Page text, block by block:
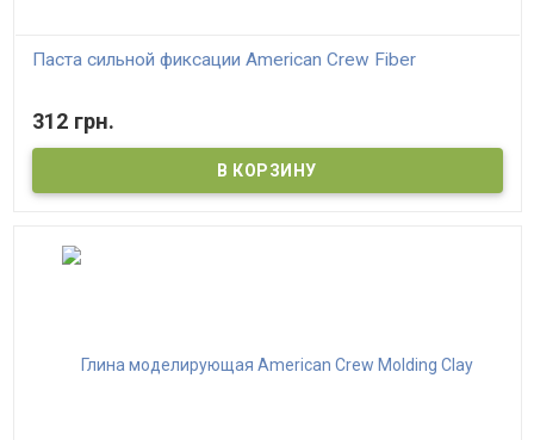
Паста сильной фиксации American Crew Fiber
312 грн.